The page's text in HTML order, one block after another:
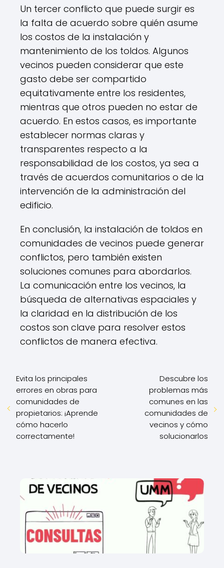
Un tercer conflicto que puede surgir es
la falta de acuerdo sobre quién asume
los costos de la instalación y
mantenimiento de los toldos. Algunos
vecinos pueden considerar que este
gasto debe ser compartido
equitativamente entre los residentes,
mientras que otros pueden no estar de
acuerdo. En estos casos, es importante
establecer normas claras y
transparentes respecto a la
responsabilidad de los costos, ya sea a
través de acuerdos comunitarios o de la
intervención de la administración del
edificio.
En conclusión, la instalación de toldos en
comunidades de vecinos puede generar
conflictos, pero también existen
soluciones comunes para abordarlos.
La comunicación entre los vecinos, la
búsqueda de alternativas espaciales y
la claridad en la distribución de los
costos son clave para resolver estos
conflictos de manera efectiva.
Evita los principales
errores en obras para
comunidades de
propietarios: ¡Aprende
cómo hacerlo
correctamente!
Descubre los
problemas más
comunes en las
comunidades de
vecinos y cómo
solucionarlos